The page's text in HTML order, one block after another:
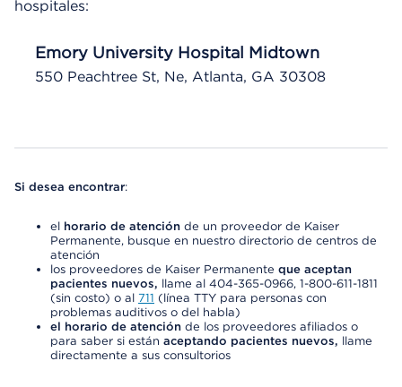
hospitales:
Emory University Hospital Midtown
550 Peachtree St, Ne, Atlanta, GA 30308
Si desea encontrar:
el horario de atención de un proveedor de Kaiser
Permanente, busque en nuestro directorio de centros de
atención
los proveedores de Kaiser Permanente que aceptan
pacientes nuevos, llame al 404-365-0966, 1-800-611-1811
(sin costo) o al 711 (línea TTY para personas con
problemas auditivos o del habla)
el horario de atención de los proveedores afiliados o
para saber si están aceptando pacientes nuevos, llame
directamente a sus consultorios